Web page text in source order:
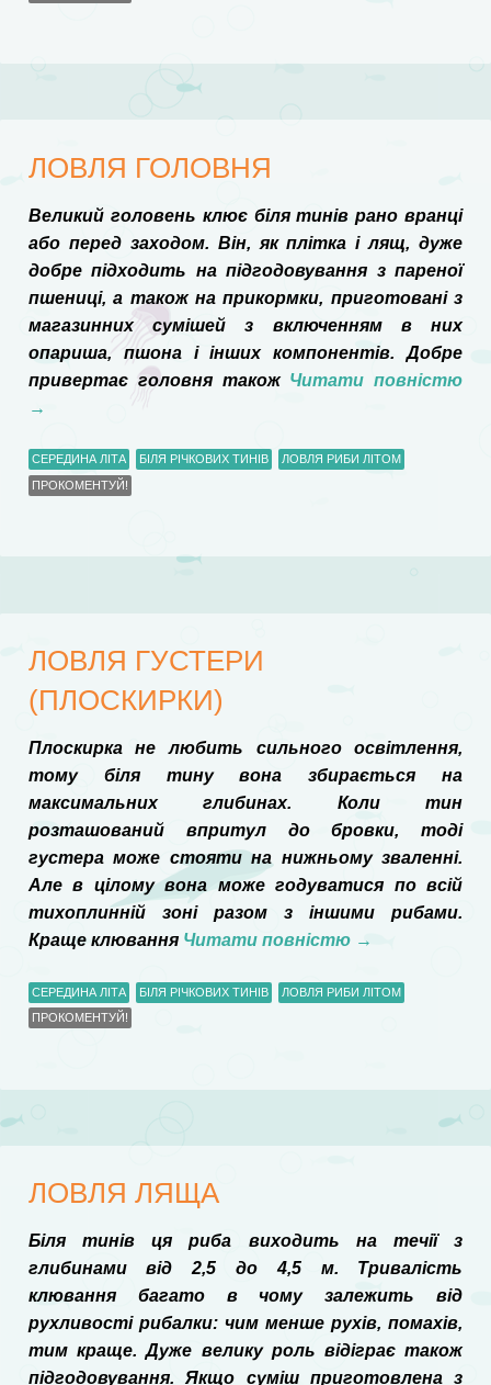
ЛОВЛЯ ГОЛОВНЯ
Великий головень клює біля тинів рано вранці
або перед заходом. Він, як плітка і лящ, дуже
добре підходить на підгодовування з пареної
пшениці, а також на прикормки, приготовані з
магазинних сумішей з включенням в них
опариша, пшона і інших компонентів. Добре
привертає головня також Читати повністю
→
СЕРЕДИНА ЛІТА БІЛЯ РІЧКОВИХ ТИНІВ
ЛОВЛЯ РИБИ ЛІТОМ
ПРОКОМЕНТУЙ!
ЛОВЛЯ ГУСТЕРИ
(ПЛОСКИРКИ)
Плоскирка не любить сильного освітлення,
тому біля тину вона збирається на
максимальних глибинах. Коли тин
розташований впритул до бровки, тоді
густера може стояти на нижньому зваленні.
Але в цілому вона може годуватися по всій
тихоплинній зоні разом з іншими рибами.
Краще клювання Читати повністю →
СЕРЕДИНА ЛІТА БІЛЯ РІЧКОВИХ ТИНІВ
ЛОВЛЯ РИБИ ЛІТОМ
ПРОКОМЕНТУЙ!
ЛОВЛЯ ЛЯЩА
Біля тинів ця риба виходить на течії з
глибинами від 2,5 до 4,5 м. Тривалість
клювання багато в чому залежить від
рухливості рибалки: чим менше рухів, помахів,
тим краще. Дуже велику роль відіграє також
підгодовування. Якщо суміш приготовлена з